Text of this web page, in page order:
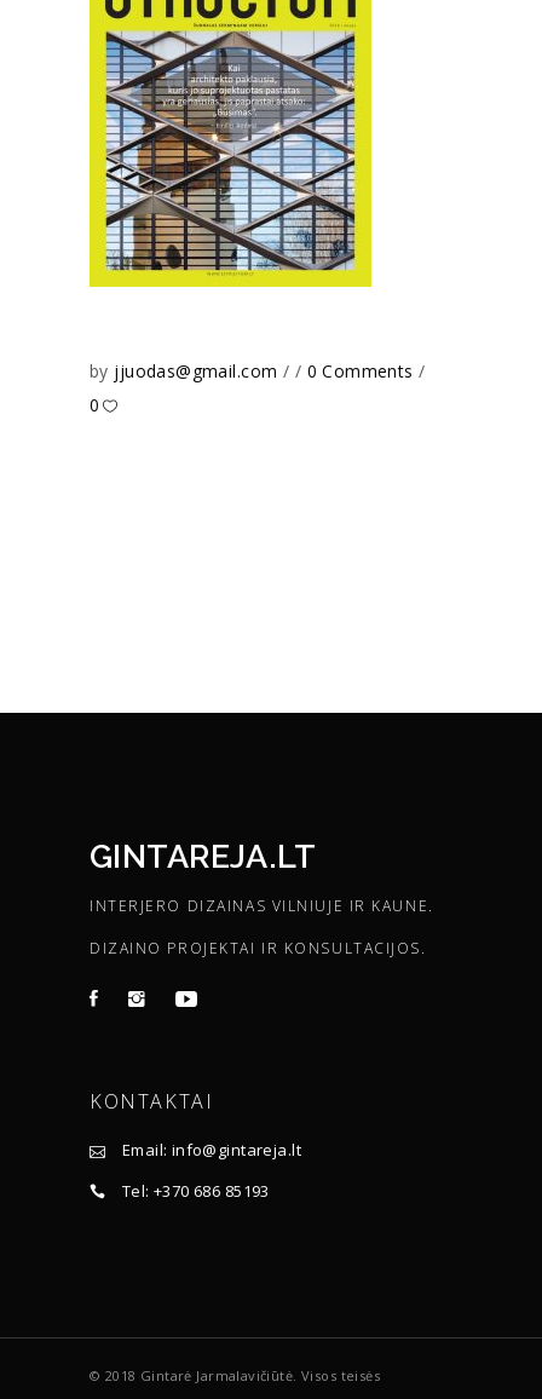
by jjuodas@gmail.com
0 Comments
0
GINTAREJA.LT
INTERJERO DIZAINAS VILNIUJE IR KAUNE.
DIZAINO PROJEKTAI IR KONSULTACIJOS.
KONTAKTAI
Email: info@gintareja.lt
Tel: +370 686 85193
© 2018 Gintarė Jarmalavičiūtė. Visos teisės